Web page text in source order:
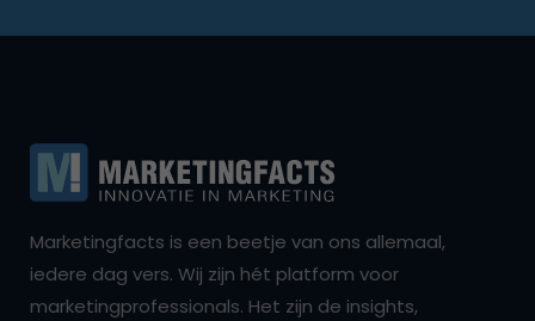
Marketingfacts is een beetje van ons allemaal,
iedere dag vers. Wij zijn hét platform voor
marketingprofessionals. Het zijn de insights,